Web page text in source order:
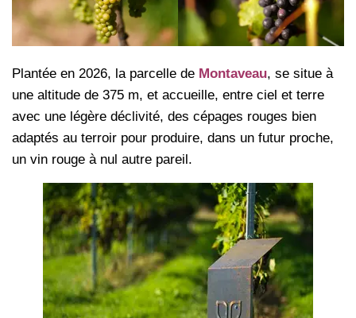
Plantée en 2026, la parcelle de Montaveau, se situe à
une altitude de 375 m, et accueille, entre ciel et terre
avec une légère déclivité, des cépages rouges bien
adaptés au terroir pour produire, dans un futur proche,
un vin rouge à nul autre pareil.